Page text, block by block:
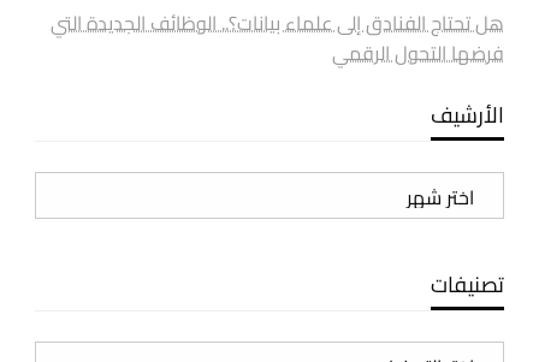
هل تحتاج الفنادق إلى علماء بيانات؟.. الوظائف الجديدة التي
فرضها التحول الرقمي
الأرشيف
الأرشيف
تصنيفات
تصنيفات